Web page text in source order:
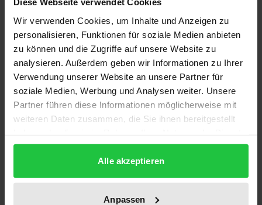
Wir verwenden Cookies, um Inhalte und Anzeigen zu
personalisieren, Funktionen für soziale Medien anbieten
zu können und die Zugriffe auf unsere Website zu
analysieren. Außerdem geben wir Informationen zu Ihrer
Verwendung unserer Website an unsere Partner für
soziale Medien, Werbung und Analysen weiter. Unsere
Partner führen diese Informationen möglicherweise mit
weiteren Daten zusammen, die Sie ihnen bereitgestellt
gesammelt haben.
Alle akzeptieren
Anpassen
ständiger Gerichte. Vielmehr besitzen Staaten das
Recht, frei zwischen einzelnen
Streitbeilegungsmethoden und -organen zu wählen.
Dieses Recht findet sich auch im UN-
Seerechtsübereinkommen wieder. Staaten können
neben einem Schiedsgericht den Internationalen
Gerichtshof zur Beilegung ihrer Streitigkeiten
In welchem rechtlichen und tatsächlichen Verhältnis
stehen IGH und ISGH diesbezüglich zueinander? Der